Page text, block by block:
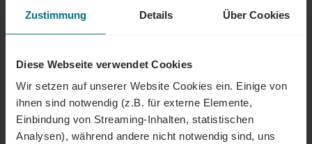
Zustimmung Details Über Cookies
Diese Webseite verwendet Cookies
Wir setzen auf unserer Website Cookies ein. Einige von
ihnen sind notwendig (z.B. für externe Elemente,
Einbindung von Streaming-Inhalten, statistischen
Analysen), während andere nicht notwendig sind, uns
Online seit 2 Monaten
Data & AI Engineer (m/w/d) Energie &
Computer Vision
Arbeitnehmerüberlassung Professional
Hamburg
Online seit 2 Monaten